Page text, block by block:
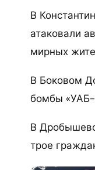
В
атаковали
мирных
В Боковом
бомбы «УАБ-
В
трое